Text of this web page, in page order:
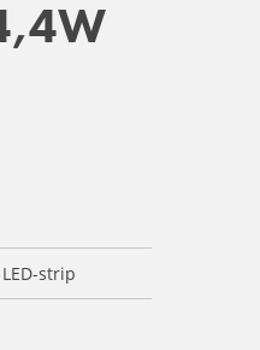
strip